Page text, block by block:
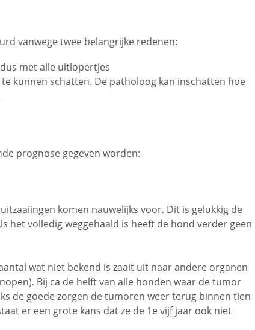
vanwege twee belangrijke redenen:
met alle uitlopertjes
kunnen schatten. De patholoog kan inschatten hoe
prognose gegeven worden:
komen nauwelijks voor. Dit is gelukkig de
het volledig weggehaald is heeft de hond verder geen
wat niet bekend is zaait uit naar andere organen
Bij ca de helft van alle honden waar de tumor
de goede zorgen de tumoren weer terug binnen tien
er een grote kans dat ze de 1e vijf jaar ook niet